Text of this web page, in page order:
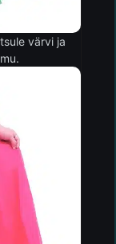
värvi ja